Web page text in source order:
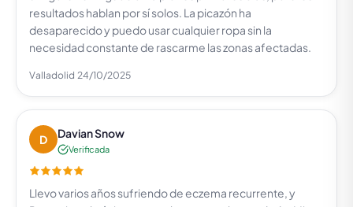
resultados hablan por sí solos. La picazón ha
desaparecido y puedo usar cualquier ropa sin la
necesidad constante de rascarme las zonas afectadas.
Valladolid 24/10/2025
D Davian Snow
Verificada
Llevo varios años sufriendo de eczema recurrente, y